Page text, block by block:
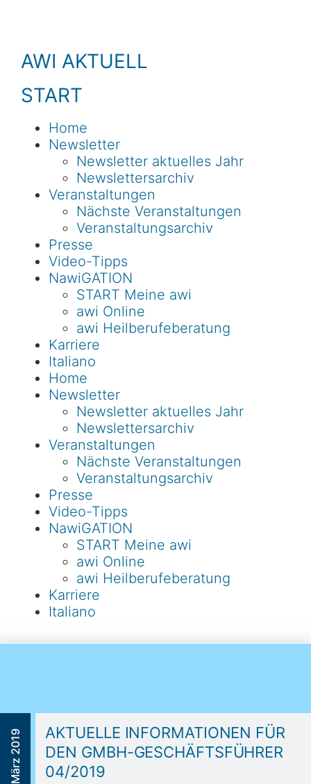
AWI AKTUELL
START
Home
Newsletter
Newsletter aktuelles Jahr
Newslettersarchiv
Veranstaltungen
Nächste Veranstaltungen
Veranstaltungsarchiv
Presse
Video-Tipps
NawiGATION
START Meine awi
awi Online
awi Heilberufeberatung
Karriere
Italiano
Home
Newsletter
Newsletter aktuelles Jahr
Newslettersarchiv
Veranstaltungen
Nächste Veranstaltungen
Veranstaltungsarchiv
Presse
Video-Tipps
NawiGATION
START Meine awi
awi Online
awi Heilberufeberatung
Karriere
Italiano
29. März 2019
AKTUELLE INFORMATIONEN FÜR
DEN GMBH-GESCHÄFTSFÜHRER
04/2019